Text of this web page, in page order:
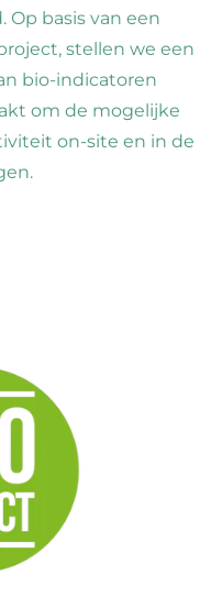
basis van een
stellen we een
bio-indicatoren
om de mogelijke
on-site en in de